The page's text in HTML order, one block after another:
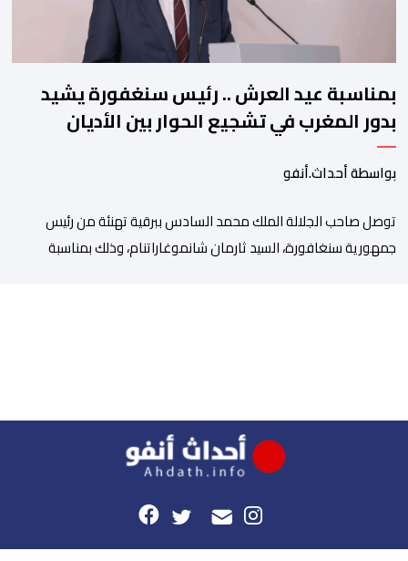
بمناسبة عيد العرش .. رئيس سنغفورة يشيد
بدور المغرب في تشجيع الحوار بين الأديان
بواسطة أحداث.أنفو
توصل صاحب الجلالة الملك محمد السادس ببرقية تهنئة من رئيس
جمهورية سنغافورة، السيد ثارمان شانموغاراتنام، وذلك بمناسبة